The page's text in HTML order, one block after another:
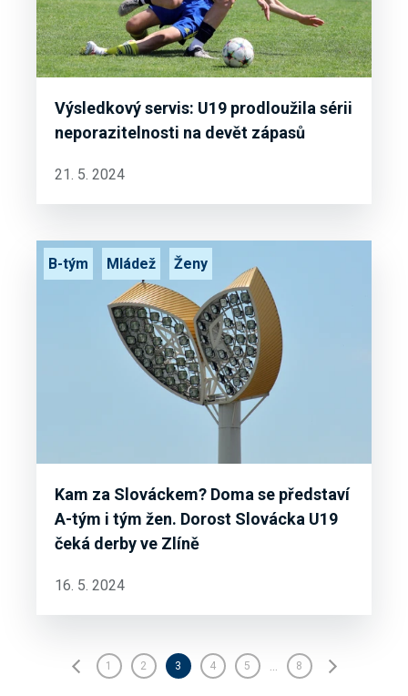
Výsledkový servis: U19 prodloužila sérii
neporazitelnosti na devět zápasů
21. 5. 2024
Kam za Slováckem? Doma se představí
A-tým i tým žen. Dorost Slovácka U19
čeká derby ve Zlíně
B-tým Mládež Ženy
16. 5. 2024
1 2 3 4 5 ... 8